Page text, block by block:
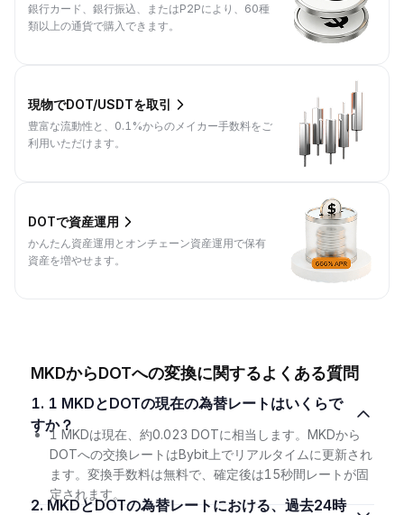
銀行カード、銀行振込、またはP2Pにより、60種
類以上の通貨で購入できます。
現物でDOT/USDTを取引
豊富な流動性と、0.1%からのメイカー手数料をご
利用いただけます。
DOTで資産運用
かんたん資産運用とオンチェーン資産運用で保有
資産を増やせます。
MKDからDOTへの変換に関するよくある質問
1. 1 MKDとDOTの現在の為替レートはいくらで
すか？
1 MKDは現在、約0.023 DOTに相当します。MKDから
DOTへの交換レートはBybit上でリアルタイムに更新され
ます。変換手数料は無料で、確定後は15秒間レートが固
定されます。
2. MKDとDOTの為替レートにおける、過去24時